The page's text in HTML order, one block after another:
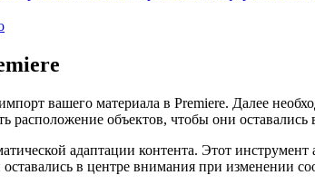
вашего материала в Premiere. Далее
объектов, чтобы они
адаптации контента. Этот
в центре внимания при изменении